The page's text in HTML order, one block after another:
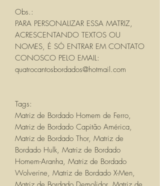
Obs.:
PARA PERSONALIZAR ESSA MATRIZ,
ACRESCENTANDO TEXTOS OU
NOMES, É SÓ ENTRAR EM CONTATO
CONOSCO PELO EMAIL:
quatrocantosbordados@hotmail.com
Tags:
Matriz de Bordado Homem de Ferro,
Matriz de Bordado Capitão América,
Matriz de Bordado Thor, Matriz de
Bordado Hulk, Matriz de Bordado
Homem-Aranha, Matriz de Bordado
Wolverine, Matriz de Bordado X-Men,